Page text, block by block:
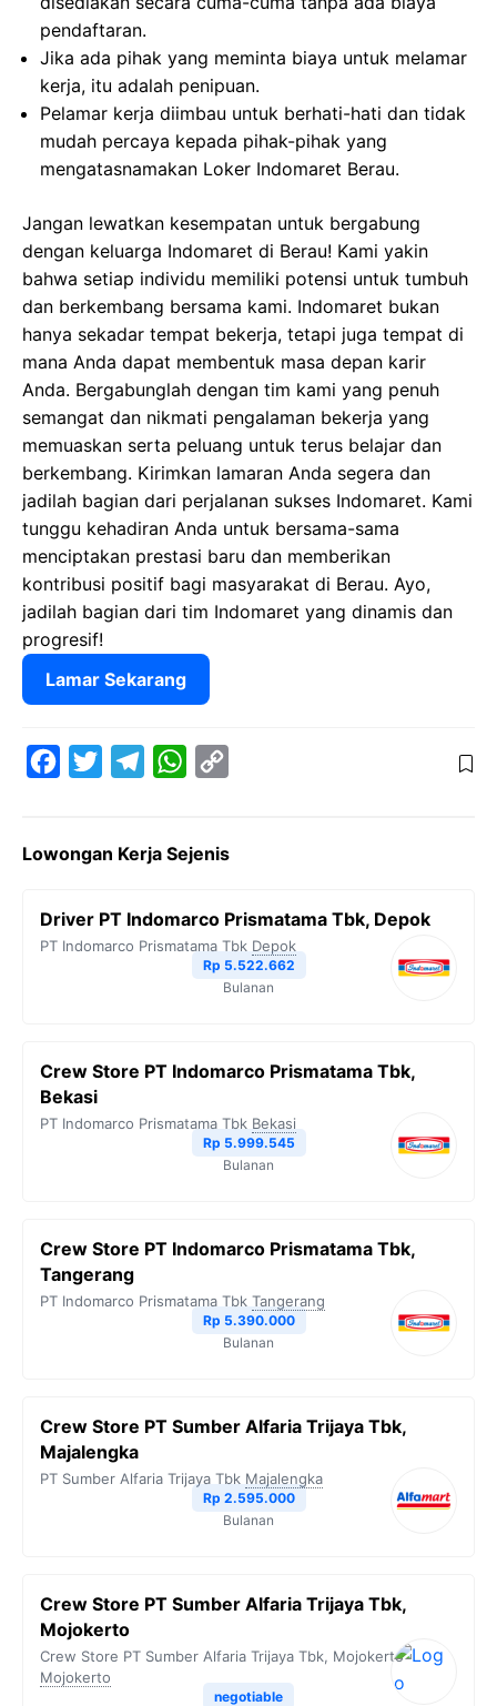
pendaftaran.
Jika ada pihak yang meminta biaya untuk melamar
kerja, itu adalah penipuan.
Pelamar kerja diimbau untuk berhati-hati dan tidak
mudah percaya kepada pihak-pihak yang
mengatasnamakan Loker Indomaret Berau.
Jangan lewatkan kesempatan untuk bergabung
dengan keluarga Indomaret di Berau! Kami yakin
bahwa setiap individu memiliki potensi untuk tumbuh
dan berkembang bersama kami. Indomaret bukan
hanya sekadar tempat bekerja, tetapi juga tempat di
mana Anda dapat membentuk masa depan karir
Anda. Bergabunglah dengan tim kami yang penuh
semangat dan nikmati pengalaman bekerja yang
memuaskan serta peluang untuk terus belajar dan
berkembang. Kirimkan lamaran Anda segera dan
jadilah bagian dari perjalanan sukses Indomaret. Kami
tunggu kehadiran Anda untuk bersama-sama
menciptakan prestasi baru dan memberikan
kontribusi positif bagi masyarakat di Berau. Ayo,
jadilah bagian dari tim Indomaret yang dinamis dan
progresif!
Lamar Sekarang
e
o
t
e
e
r
W
t
A
y
i
n
k
Lowongan Kerja Sejenis
Driver PT Indomarco Prismatama Tbk, Depok
PT Indomarco Prismatama Tbk Depok
Rp 5.522.662
Bulanan
Crew Store PT Indomarco Prismatama Tbk,
Bekasi
PT Indomarco Prismatama Tbk Bekasi
Rp 5.999.545
Bulanan
Crew Store PT Indomarco Prismatama Tbk,
Tangerang
PT Indomarco Prismatama Tbk Tangerang
Rp 5.390.000
Bulanan
Crew Store PT Sumber Alfaria Trijaya Tbk,
Majalengka
PT Sumber Alfaria Trijaya Tbk Majalengka
Rp 2.595.000
Bulanan
Crew Store PT Sumber Alfaria Trijaya Tbk,
Mojokerto
Crew Store PT Sumber Alfaria Trijaya Tbk, Mojokerto
Mojokerto
negotiable